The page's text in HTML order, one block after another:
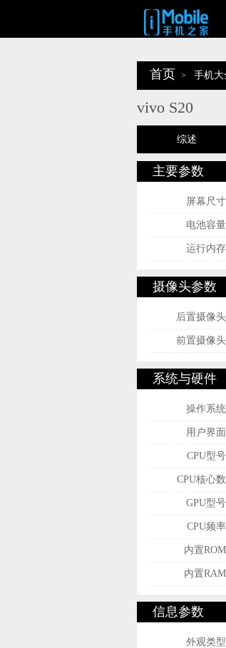
首页 > 手机大
vivo S20
综述
主要参数
屏幕尺寸
电池容量
运行内存
摄像头参数
后置摄像头
前置摄像头
系统与硬件
操作系统
用户界面
CPU型号
CPU核心数
GPU型号
CPU频率
内置ROM
内置RAM
信息参数
外观类型